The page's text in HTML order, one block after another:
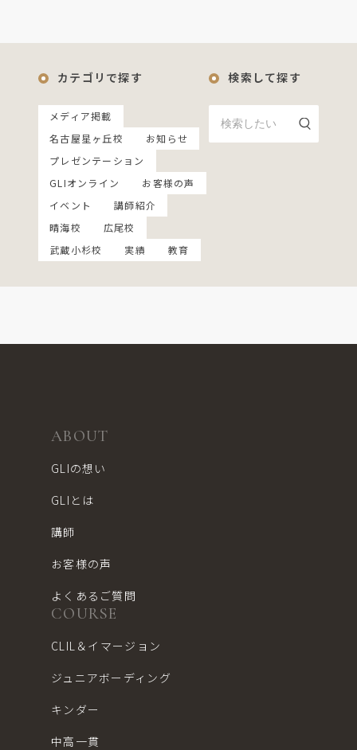
カテゴリで探す
メディア掲載
名古屋星ヶ丘校
お知らせ
プレゼンテーション
GLIオンライン
お客様の声
イベント
講師紹介
晴海校
広尾校
武蔵小杉校
実績 教育
検索して探す
ABOUT
GLIの想い
GLIとは
講師
お客様の声
よくあるご質問
COURSE
CLIL＆イマージョン
ジュニアボーディング
キンダー
中高一貫